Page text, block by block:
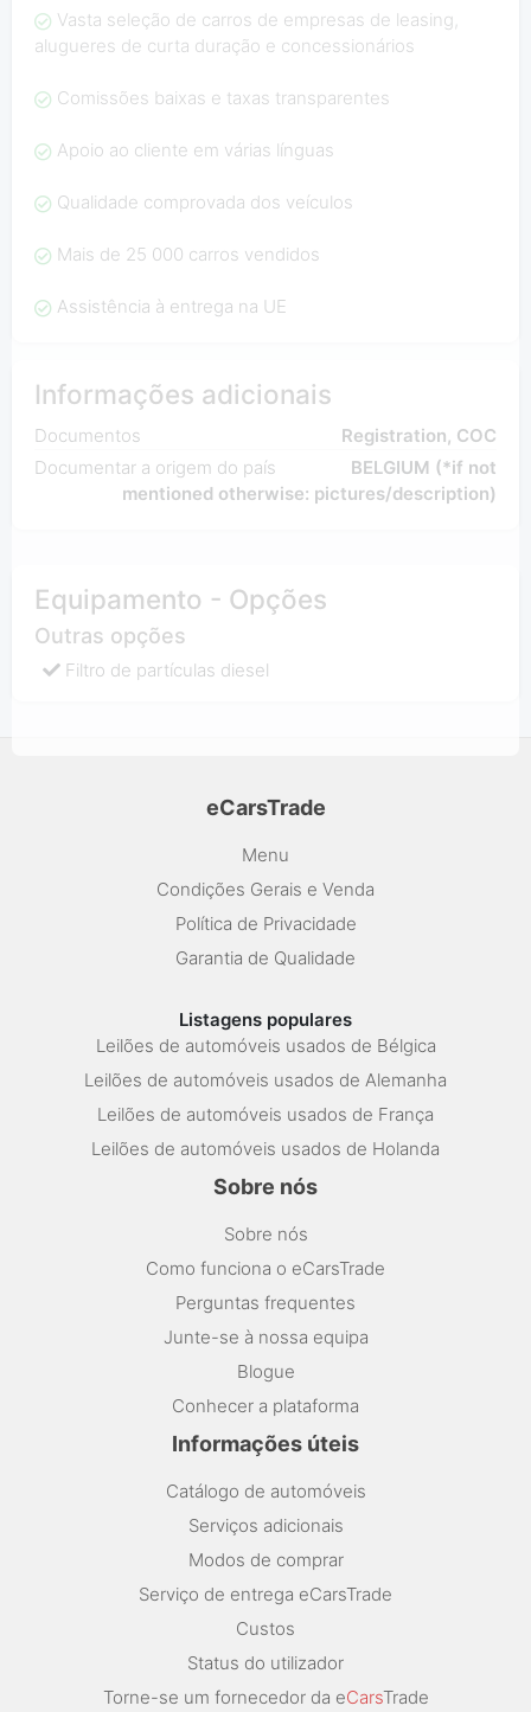
Vasta seleção de carros de empresas de leasing,
alugueres de curta duração e concessionários
Comissões baixas e taxas transparentes
Apoio ao cliente em várias línguas
Qualidade comprovada dos veículos
Mais de 25 000 carros vendidos
Assistência à entrega na UE
Informações adicionais
Documentos
Registration, COC
Documentar a origem do país
BELGIUM (*if not
mentioned otherwise: pictures/description)
Equipamento - Opções
Outras opções
Filtro de partículas diesel
eCarsTrade
Menu
Condições Gerais e Venda
Política de Privacidade
Garantia de Qualidade
Listagens populares
Leilões de automóveis usados de Bélgica
Leilões de automóveis usados de Alemanha
Leilões de automóveis usados de França
Leilões de automóveis usados de Holanda
Sobre nós
Sobre nós
Como funciona o eCarsTrade
Perguntas frequentes
Junte-se à nossa equipa
Blogue
Conhecer a plataforma
Informações úteis
Catálogo de automóveis
Serviços adicionais
Modos de comprar
Serviço de entrega eCarsTrade
Custos
Status do utilizador
Torne-se um fornecedor da eCarsTrade